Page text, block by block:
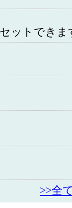
ットできま
>>全